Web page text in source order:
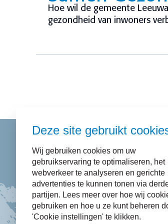
Hoe wil de gemeente
gezondheid van inwoners
Contact
14 058
E-mail via het
WhatsApp via06-
Deze site gebruikt
Wij gebruiken cookies om uw
gebruikservaring te optimaliseren, het
webverkeer te analyseren en gerichte
advertenties te kunnen tonen via
partijen. Lees meer over hoe wij
gebruiken en hoe u ze kunt beheren
'Cookie instellingen' te klikken.